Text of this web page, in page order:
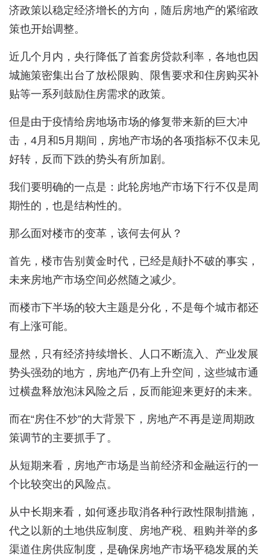
济政策以稳定经济增长的方向，随后房地产的紧缩政
策也开始调整。
近几个月内，央行降低了首套房贷款利率，各地也因
城施策密集出台了放松限购、限售要求和住房购买补
贴等一系列鼓励住房需求的政策。
但是由于疫情给房地场市场的修复带来新的巨大冲
击，4月和5月期间，房地产市场的各项指标不仅未见
好转，反而下跌的势头有所加剧。
我们要明确的一点是：此轮房地产市场下行不仅是周
期性的，也是结构性的。
那么面对楼市的变革，该何去何从？
首先，楼市告别黄金时代，已经是颠扑不破的事实，
未来房地产市场空间必然随之减少。
而楼市下半场的较大主题是分化，不是每个城市都还
有上涨可能。
显然，只有经济持续增长、人口不断流入、产业发展
势头强劲的地方，房地产仍有上升空间，这些城市通
过横盘释放泡沫风险之后，反而能迎来更好的未来。
而在“房住不炒”的大背景下，房地产不再是逆周期政
策调节的主要抓手了。
从短期来看，房地产市场是当前经济和金融运行的一
个比较突出的风险点。
从中长期来看，如何逐步取消各种行政性限制措施，
代之以新的土地供应制度、房地产税、租购并举的多
渠道住房供应制度，是确保房地产市场平稳发展的关